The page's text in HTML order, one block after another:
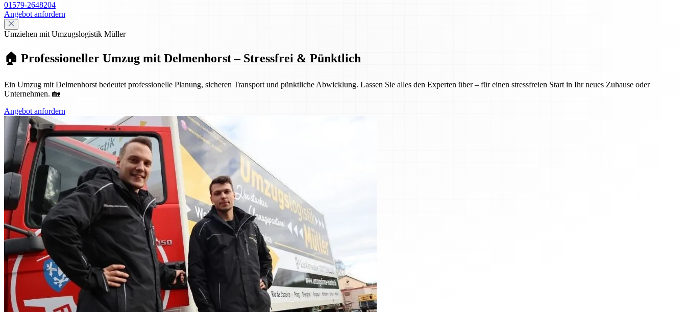
01579-2648204
Angebot anfordern
Umziehen mit Umzugslogistik Müller
🏠 Professioneller Umzug mit Delmenhorst – Stressfrei & Pünktlich
Ein Umzug mit Delmenhorst bedeutet professionelle Planung, sicheren Transport und pünktliche Abwicklung. Lassen Sie alles den Experten über – für einen stressfreien Start in Ihr neues Zuhause oder
Unternehmen. 🏡
Angebot anfordern